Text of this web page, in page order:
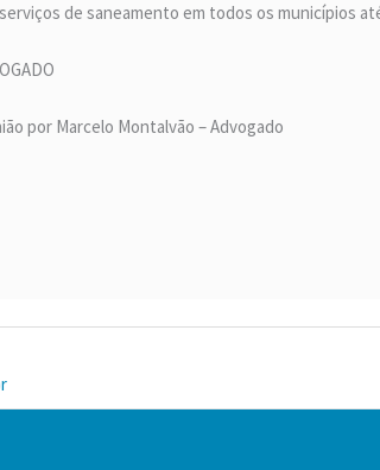
de saneamento em todos os municípios
por Marcelo Montalvão – Advogado